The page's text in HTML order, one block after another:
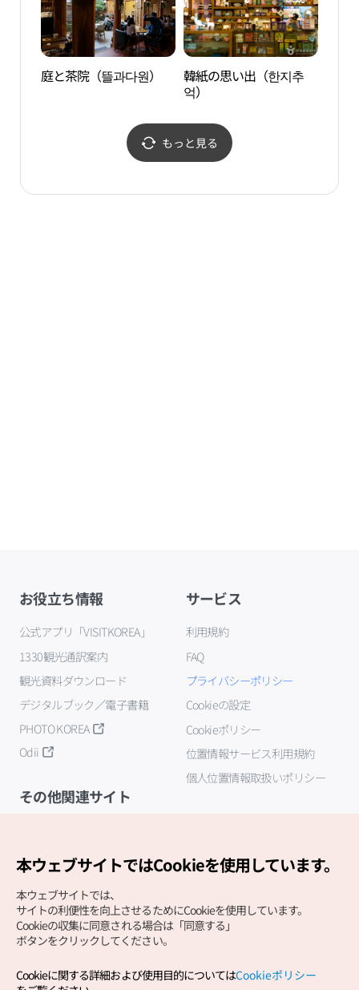
庭と茶院（뜰과다원）
韓紙の思い出（한지추
억）
もっと見る
お役立ち情報
公式アプリ「VISITKOREA」
1330観光通訳案内
観光資料ダウンロード
デジタルブック／電子書籍
PHOTO KOREA
Odii
サービス
利用規約
FAQ
プライバシーポリシー
Cookieの設定
Cookieポリシー
位置情報サービス利用規約
個人位置情報取扱いポリシー
その他関連サイト
Copyright (c) Korea Tourism Organization All Rights
本ウェブサイトではCookieを使用しています。
本ウェブサイトでは、
サイトの利便性を向上させるためにCookieを使用しています。
Cookieの収集に同意される場合は「同意する」
ボタンをクリックしてください。
Cookieに関する詳細および使用目的についてはCookieポリシー